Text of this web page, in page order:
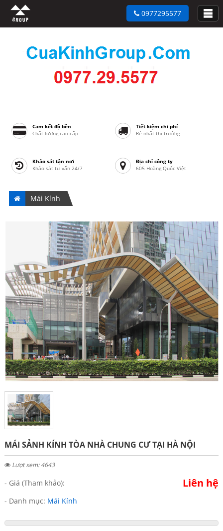
Cam kết độ bền
Chất lượng cao cấp
Tiết kiệm chi phí
Rẻ nhất thị trường
Khảo sát tận nơi
Khảo sát tư vấn 24/7
Địa chỉ công ty
605 Hoàng Quốc Việt
0977295577
Mái Kính
MÁI SẢNH KÍNH TÒA NHÀ CHUNG CƯ TẠI HÀ NỘI
Lượt xem: 4643
- Giá (Tham khảo): Liên hệ
- Danh mục: Mái Kính